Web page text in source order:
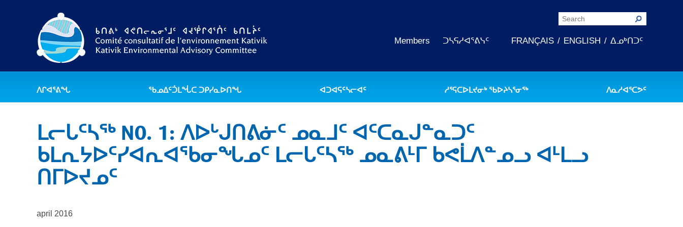
Members ᑐᓴᕋᓱᐊᕐᕕᓭᑦ FRANÇAIS ENGLISH ᐃᓄᒃᑎᑐᑦ
ᐱᒋᐊᕐᕕᖓ ᖃᓄᐃᑦᑑᒪᖔᑕ ᑐᑭᓯᓇᐅᑎᖓ ᐊᑐᐊᕋᑦᓴᓕᐊᑦ ᓱᕐᕋᑕᐅᒪᔪᓂᒃ ᖃᐅᔨᓴᕐᓂᖅ ᐱᓇᓱᐊᕐᑕᕗᑦ
ᒪᓕᒐᑦᓴᖅ NO. 1: ᐱᐅᒡᒍᑎᕕᓃᑦ ᓄᓇᒧᑦ ᐊᑦᑕᓇᒍᓐᓇᑐᑦ
ᑲᒪᕆᔭᐅᑦᓯᐊᕆᐊᖃᓂᖓᓄᑦ ᒪᓕᒐᑦᓴᖅ ᓄᓇᕕᒻᒥ ᑲᕙᒫᐱᓐᓄᓗ ᐊᒻᒪᓗ
ᑎᒥᐅᔪᓄᑦ
april 2016